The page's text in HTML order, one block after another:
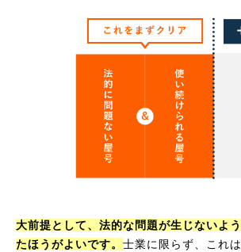
大前提として、法的な問題が生じないよ
たほうがよいです。 士業に限らず、これ